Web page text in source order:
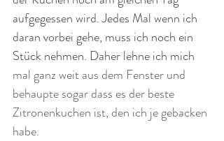
aufgegessen wird. Jedes Mal wenn ich
daran vorbei gehe, muss ich noch ein
Stück nehmen. Daher lehne ich mich
mal ganz weit aus dem Fenster und
behaupte sogar dass es der beste
Zitronenkuchen ist, den ich je gebacken
habe.